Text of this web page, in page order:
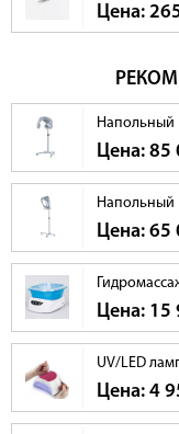
Цена:
Напольный
Цена: 85
Напольный
Цена: 65
Цена: 15
UV/LED
Цена: 4